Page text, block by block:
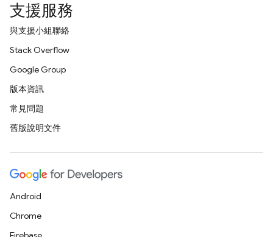
支援服務
與支援小組聯絡
Stack Overflow
Google Group
版本資訊
常見問題
舊版說明文件
Android
Chrome